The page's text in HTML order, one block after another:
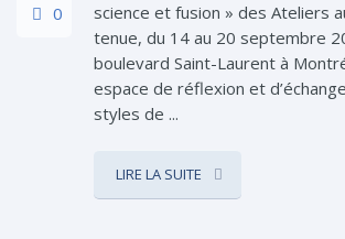
0
science et fusion » des Ateliers
tenue, du 14 au 20 septembre
boulevard Saint-Laurent à
espace de réflexion et
styles de ...
LIRE LA SUITE